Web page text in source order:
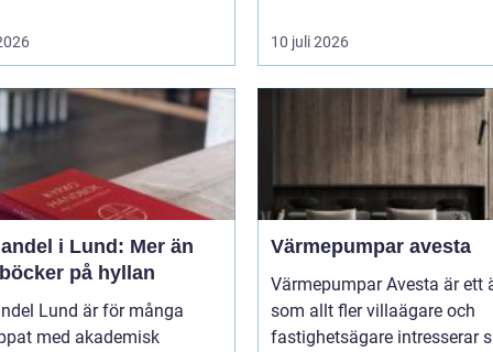
10 juli 2026
i Lund: Mer än
på hyllan
Lund är för många
med akademisk
Värmepumpar avesta
Värmepumpar Avesta är ett
som allt fler villaägare och
fastighetsägare intresserar